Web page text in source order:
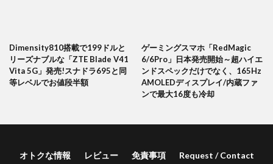
Dimensity810搭載で199ドルと
リーズナブルな「ZTE Blade V41
Vita 5G」発売!スナドラ695と同
等レベルでお値段半額
ゲーミングスマホ「RedMagic
6/6Pro」日本発売開始～超ハイエ
ンドスペックだけでなく、165Hz
AMOLEDディスプレイ/内蔵ファ
ンで最大16度も冷却
オトクな情報 レビュー 免責事項 Request / Contact